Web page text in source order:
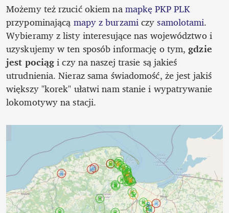
Możemy też rzucić okiem na mapkę PKP PLK
przypominającą mapy z burzami czy samolotami.
Wybieramy z listy interesujące nas województwo i
uzyskujemy w ten sposób informację o tym, gdzie
jest pociąg i czy na naszej trasie są jakieś
utrudnienia. Nieraz sama świadomość, że jest jakiś
większy "korek" ułatwi nam stanie i wypatrywanie
lokomotywy na stacji.